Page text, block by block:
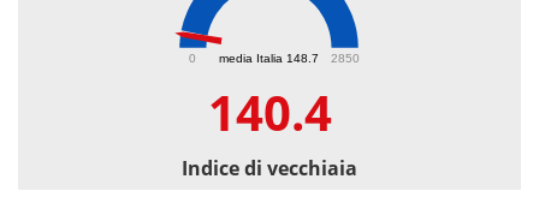
media Italia 148.7
0 2850
140.4
Indice di vecchiaia